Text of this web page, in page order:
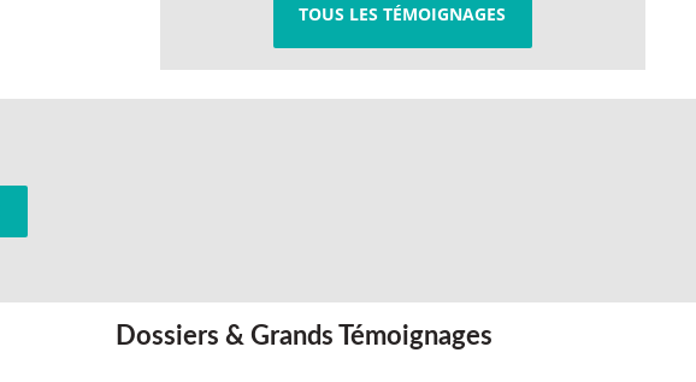
TOUS LES TÉMOIGNAGES
Dossiers & Grands Témoignages